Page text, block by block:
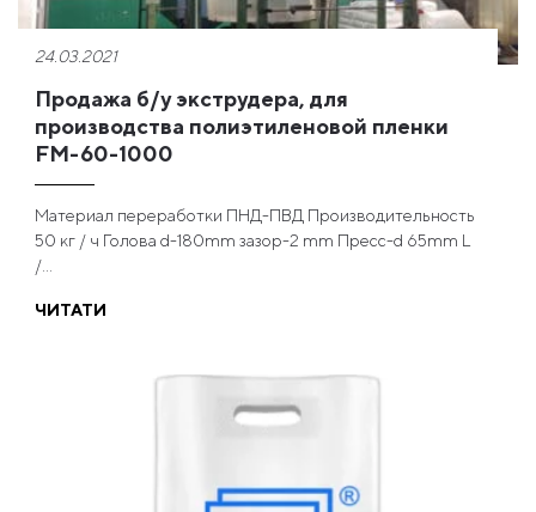
24.03.2021
Продажа б/у экструдера, для
производства полиэтиленовой пленки
FM-60-1000
Материал переработки ПНД-ПВД Производительность
50 кг / ч Голова d-180mm зазор-2 mm Пресс-d 65mm L
/...
ЧИТАТИ